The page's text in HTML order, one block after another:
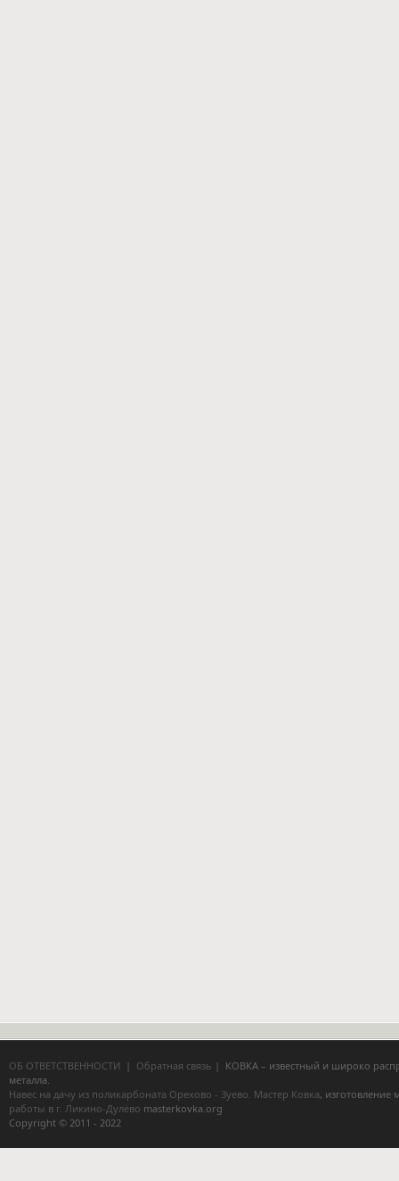
ОБ ОТВЕТСТВЕННОСТИ | Обратная связь | КОВКА – известный и широко
металла.
Навес на дачу из поликарбоната Орехово - Зуево. Мастер Ковка, изготовление
работы в г. Ликино-Дулёво masterkovka.org
Copyright © 2011 - 2022